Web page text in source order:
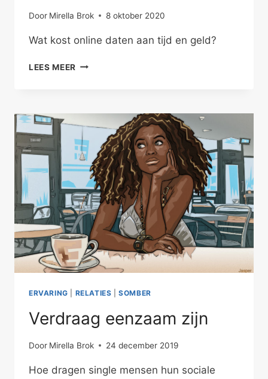
Door Mirella Brok 8 oktober 2020
Wat kost online daten aan tijd en geld?
LEES MEER ELF
EURO
ERVARING RELATIES |SOMBER
Verdraag eenzaam zijn
Door Mirella Brok 24 december 2019
Hoe dragen single mensen hun sociale